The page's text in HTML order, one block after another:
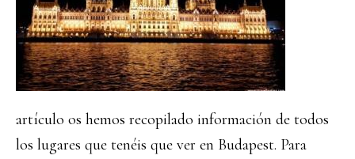
artículo os hemos recopilado información de todos
los lugares que tenéis que ver en Budapest. Para